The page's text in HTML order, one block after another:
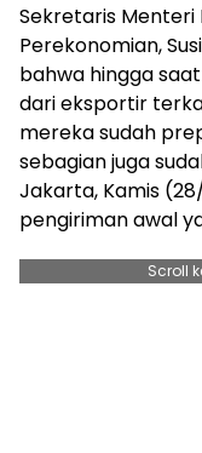
Sekretaris Menteri
Perekonomian,
bahwa hingga
dari eksportir
mereka sudah
sebagian juga
Jakarta, Kamis
pengiriman awal
Scroll